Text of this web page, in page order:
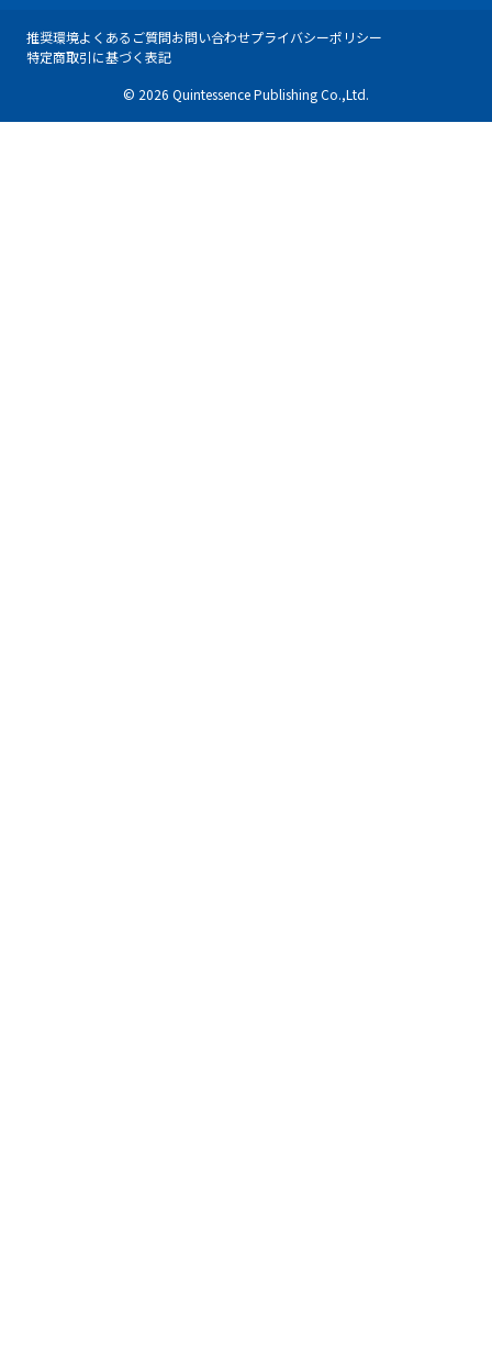
推奨環境よくあるご質問お問い合わせプライバシーポリシー
特定商取引に基づく表記
© 2026 Quintessence Publishing Co.,Ltd.